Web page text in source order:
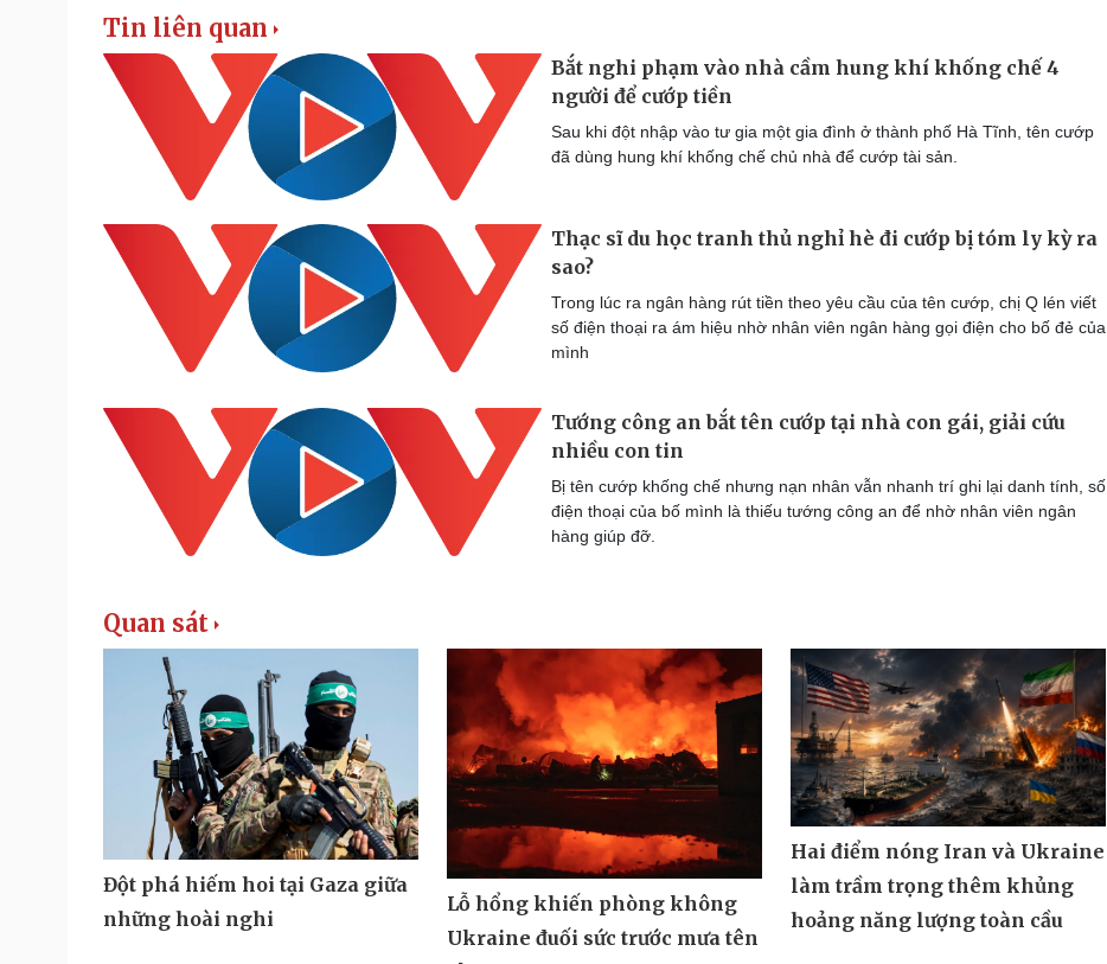
Tin liên quan
Bắt nghi phạm vào nhà cầm hung khí khống chế 4
người để cướp tiền
Sau khi đột nhập vào tư gia một gia đình ở thành phố Hà Tĩnh, tên cướp
đã dùng hung khí khống chế chủ nhà để cướp tài sản.
Thạc sĩ du học tranh thủ nghỉ hè đi cướp bị tóm ly kỳ ra
sao?
Trong lúc ra ngân hàng rút tiền theo yêu cầu của tên cướp, chị Q lén viết
số điện thoại ra ám hiệu nhờ nhân viên ngân hàng gọi điện cho bố đẻ của
mình
Tướng công an bắt tên cướp tại nhà con gái, giải cứu
nhiều con tin
Bị tên cướp khống chế nhưng nạn nhân vẫn nhanh trí ghi lại danh tính, số
điện thoại của bố mình là thiếu tướng công an để nhờ nhân viên ngân
hàng giúp đỡ.
Quan sát
Đột phá hiếm hoi tại Gaza giữa
những hoài nghi
Lỗ hổng khiến phòng không
Ukraine đuối sức trước mưa tên
Hai điểm nóng Iran và Ukraine
làm trầm trọng thêm khủng
hoảng năng lượng toàn cầu